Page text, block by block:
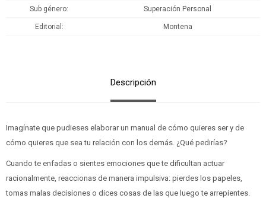
Sub género Superación Personal
Editorial Montena
Descripción
Imagínate que pudieses elaborar un manual de cómo quieres ser y de
cómo quieres que sea tu relación con los demás. ¿Qué pedirías?
Cuando te enfadas o sientes emociones que te dificultan actuar
racionalmente, reaccionas de manera impulsiva: pierdes los papeles,
tomas malas decisiones o dices cosas de las que luego te arrepientes.